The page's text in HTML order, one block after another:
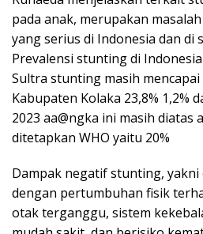
pada anak, merupakan
yang serius di Indonesia dan di
Prevalensi stunting di
Sultra stunting masih mencapai
Kabupaten Kolaka 23,8% 1,2%
2023 aa@ngka ini masih diatas
ditetapkan WHO yaitu 20%
Dampak negatif stunting,
dengan pertumbuhan fisik
otak terganggu, sistem